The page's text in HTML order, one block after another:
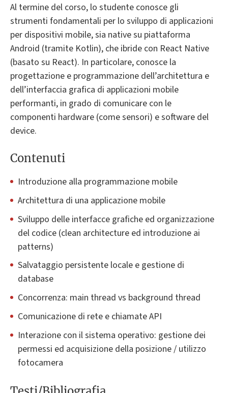
Al termine del corso, lo studente conosce gli
strumenti fondamentali per lo sviluppo di applicazioni
per dispositivi mobile, sia native su piattaforma
Android (tramite Kotlin), che ibride con React Native
(basato su React). In particolare, conosce la
progettazione e programmazione dell’architettura e
dell’interfaccia grafica di applicazioni mobile
performanti, in grado di comunicare con le
componenti hardware (come sensori) e software del
device.
Contenuti
Introduzione alla programmazione mobile
Architettura di una applicazione mobile
Sviluppo delle interfacce grafiche ed organizzazione
del codice (clean architecture ed introduzione ai
patterns)
Salvataggio persistente locale e gestione di
database
Concorrenza: main thread vs background thread
Comunicazione di rete e chiamate API
Interazione con il sistema operativo: gestione dei
permessi ed acquisizione della posizione / utilizzo
fotocamera